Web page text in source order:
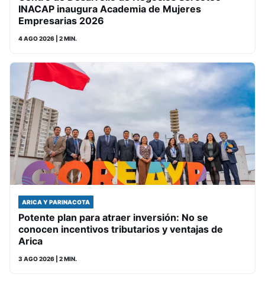
INACAP inaugura Academia de Mujeres
Empresarias 2026
4 AGO 2026 | 2 MIN.
ARICA Y PARINACOTA
Potente plan para atraer inversión: No se
conocen incentivos tributarios y ventajas de
Arica
3 AGO 2026 | 2 MIN.